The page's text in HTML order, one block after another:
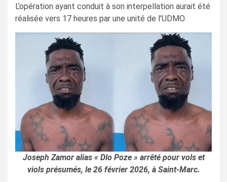
L’opération ayant conduit à son interpellation aurait été
réalisée vers 17 heures par une unité de l’UDMO.
Joseph Zamor alias « Dlo Poze » arrêté pour vols et
viols présumés, le 26 février 2026, à Saint-Marc.